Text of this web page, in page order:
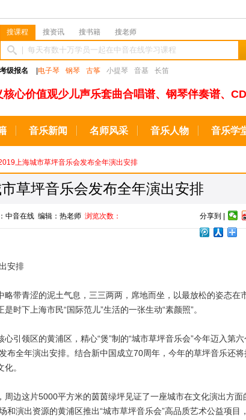
搜课程 搜资讯 搜书籍 搜老师
考级报名 电子琴 钢琴 古筝 小提琴 音基 长笛
核心价值观少儿声乐套曲合唱谱、钢琴伴奏谱、
音乐新闻 名师风采 音乐人物 音乐学
上海城市草坪音乐会发布全年演出安排
市草坪音乐会发布全年演出安排
分享到 |
中音在线 编辑：热老师 浏览次数：
安排
带青涩的泥土气息，三三两两，席地而坐，以最放松的姿态在
下上海市民“国际范儿”生活的一张生动“素颜照”。
领区的黄浦区，精心“煲”制的“城市草坪音乐会”今年迈入第六
布全年演出安排。结合新中国成立70周年，今年的草坪音乐还
。
边这片5000平方米的茵茵绿坪见证了一座城市在文化演出方面
和演出资源的黄浦区推出“城市草坪音乐会”高品质艺术公益项目